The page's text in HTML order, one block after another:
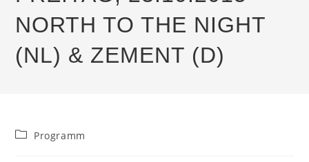
NORTH TO THE NIGHT
(NL) & ZEMENT (D)
Beitrags-
Programm